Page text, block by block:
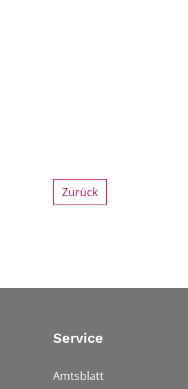
Zurück
Service
Amtsblatt